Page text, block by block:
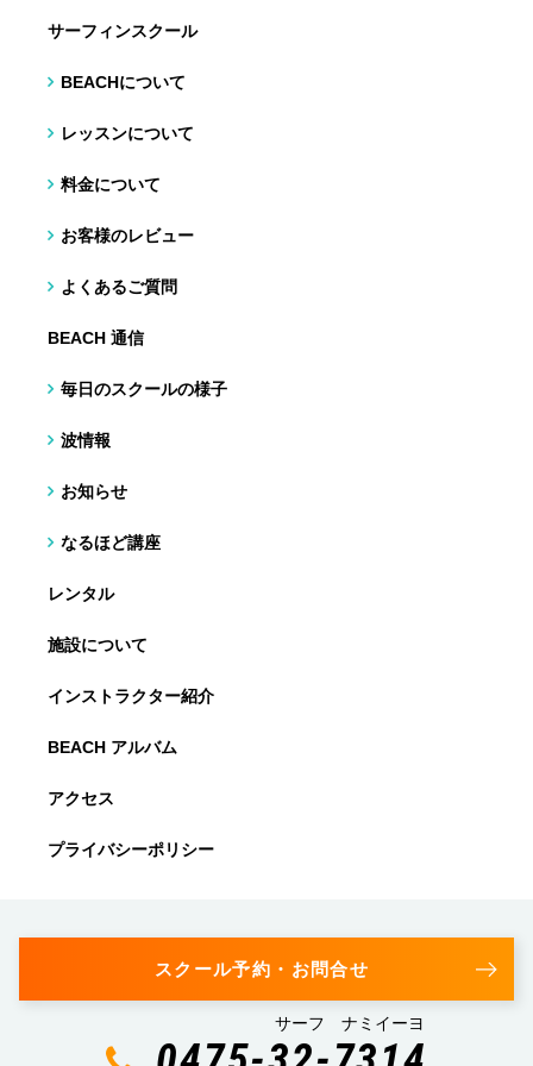
サーフィンスクール
BEACHについて
レッスンについて
料金について
お客様のレビュー
よくあるご質問
BEACH 通信
毎日のスクールの様子
波情報
お知らせ
なるほど講座
レンタル
施設について
インストラクター紹介
BEACH アルバム
アクセス
プライバシーポリシー
スクール予約・お問合せ
サーフ ナミイーヨ